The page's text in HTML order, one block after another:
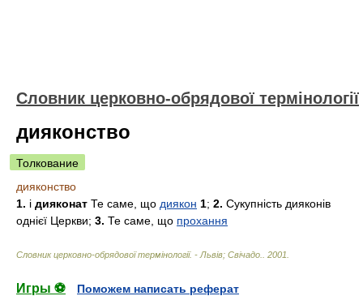
Словник церковно-обрядової термінології
дияконство
Толкование
дияконство
1. і дияконат Те саме, що диякон 1; 2. Сукупність дияконів
однієї Церкви; 3. Те саме, що прохання
Словник церковно-обрядової термінології. - Львів; Свічадо. 2001
Игры ⚽
Поможем написать реферат